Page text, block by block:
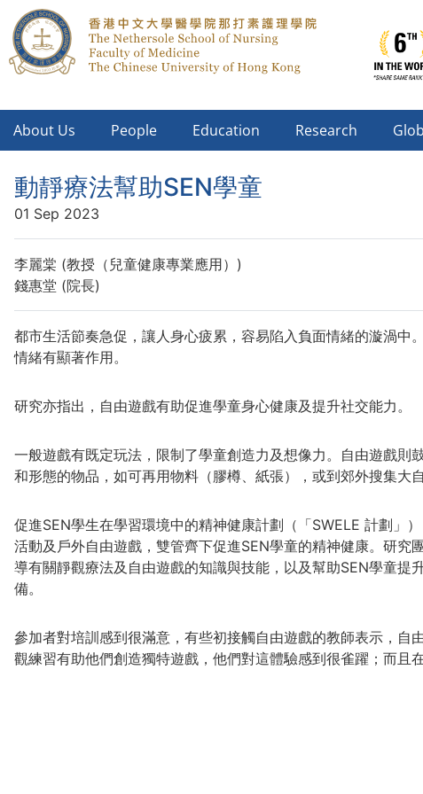
About Us People Education Research
動靜療法幫助SEN學童
01 Sep 2023
李麗棠 (教授（兒童健康專業應用）)
錢惠堂 (院長)
都市生活節奏急促，讓人身心疲累，容易陷入負面情緒的漩渦
情緒有顯著作用。
研究亦指出，自由遊戲有助促進學童身心健康及提升社交能力。
一般遊戲有既定玩法，限制了學童創造力及想像力。自由遊戲
和形態的物品，如可再用物料（膠樽、紙張），或到郊外搜集大
促進SEN學生在學習環境中的精神健康計劃（「SWELE 計劃」
活動及戶外自由遊戲，雙管齊下促進SEN學童的精神健康。研
導有關靜觀療法及自由遊戲的知識與技能，以及幫助SEN學童
備。
參加者對培訓感到很滿意，有些初接觸自由遊戲的教師表示，
觀練習有助他們創造獨特遊戲，他們對這體驗感到很雀躍；而且